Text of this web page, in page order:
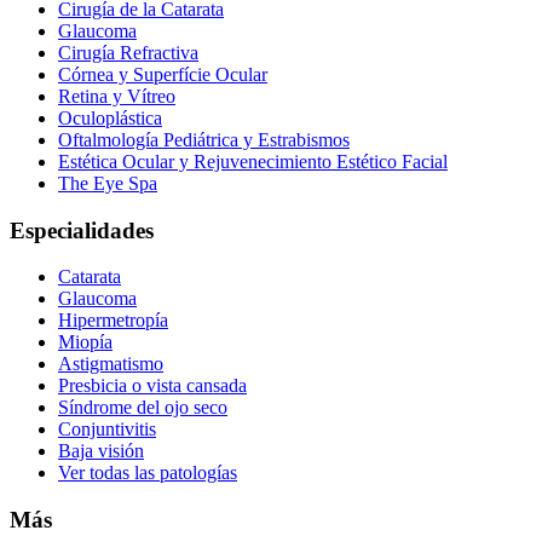
Cirugía de la Catarata
Glaucoma
Cirugía Refractiva
Córnea y Superfície Ocular
Retina y Vítreo
Oculoplástica
Oftalmología Pediátrica y Estrabismos
Estética Ocular y Rejuvenecimiento Estético Facial
The Eye Spa
Especialidades
Catarata
Glaucoma
Hipermetropía
Miopía
Astigmatismo
Presbicia o vista cansada
Síndrome del ojo seco
Conjuntivitis
Baja visión
Ver todas las patologías
Más